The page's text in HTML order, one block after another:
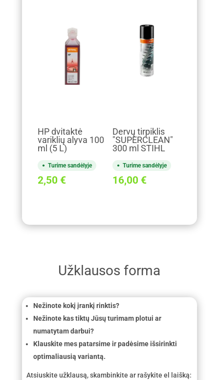
HP dvitaktė
variklių alyva 100
ml (5 L)
Turime sandėlyje
2,50 €
Dervų tirpiklis
"SUPERCLEAN"
300 ml STIHL
Turime sandėlyje
16,00 €
Užklausos forma
Nežinote kokį įrankį rinktis?
Nežinote kas tiktų Jūsų turimam plotui ar
numatytam darbui?
Klauskite mes patarsime ir padėsime išsirinkti
optimaliausią variantą.
Atsiuskite užklausą, skambinkite ar rašykite el laišką: